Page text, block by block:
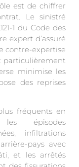
est de chiffrer
Le sinistré
1 du Code des
expert d’assuré
contre-expertise
particulièrement
minimise les
des reprises
fréquents en
les épisodes
infiltrations
pays avec
et les arrêtés